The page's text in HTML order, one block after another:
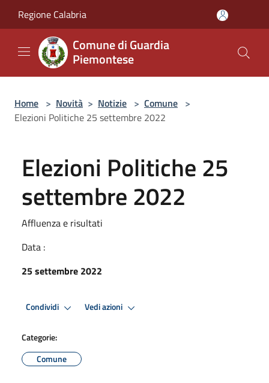
Regione Calabria
Comune di Guardia
Piemontese
Home > Novità > Notizie > Comune >
Elezioni Politiche 25 settembre 2022
Elezioni Politiche 25
settembre 2022
Affluenza e risultati
Data :
25 settembre 2022
Condividi Vedi azioni
Categorie:
Comune